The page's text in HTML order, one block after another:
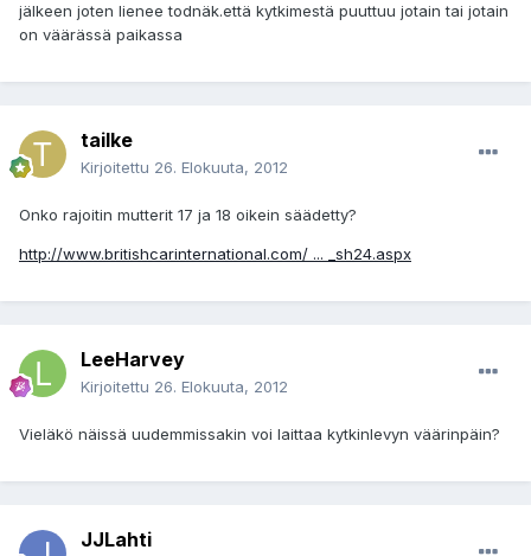
jälkeen joten lienee todnäk.että kytkimestä puuttuu jotain tai jotain
on väärässä paikassa
tailke
Kirjoitettu 26. Elokuuta, 2012
Onko rajoitin mutterit 17 ja 18 oikein säädetty?
http://www.britishcarinternational.com/ ... _sh24.aspx
LeeHarvey
Kirjoitettu 26. Elokuuta, 2012
Vieläkö näissä uudemmissakin voi laittaa kytkinlevyn väärinpäin?
JJLahti